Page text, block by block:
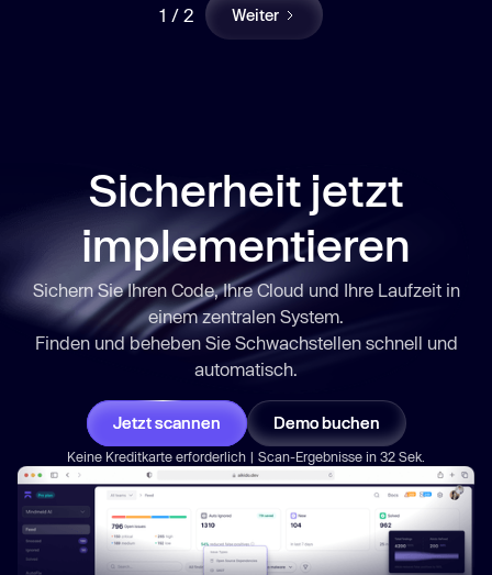
1 / 2 Weiter
Sicherheit jetzt
implementieren
Sichern Sie Ihren Code, Ihre Cloud und Ihre Laufzeit in
einem zentralen System.
Finden und beheben Sie Schwachstellen schnell und
automatisch.
Jetzt scannen Demo buchen
Keine Kreditkarte erforderlich | Scan-Ergebnisse in 32 Sek.